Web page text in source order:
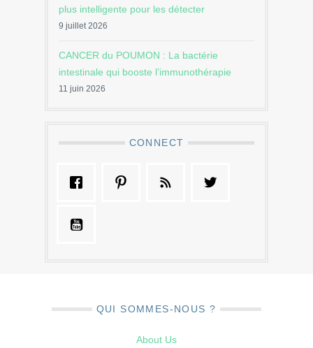
plus intelligente pour les détecter
9 juillet 2026
CANCER du POUMON : La bactérie
intestinale qui booste l’immunothérapie
11 juin 2026
CONNECT
QUI SOMMES-NOUS ?
About Us